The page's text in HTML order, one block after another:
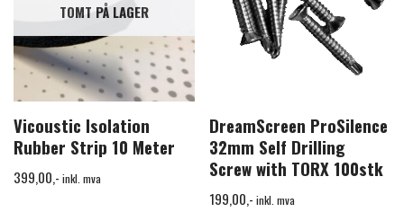
TOMT PÅ LAGER
Vicoustic Isolation
Rubber Strip 10 Meter
399,00,- inkl. mva
DreamScreen ProSilence
32mm Self Drilling
Screw with TORX 100stk
199,00,- inkl. mva